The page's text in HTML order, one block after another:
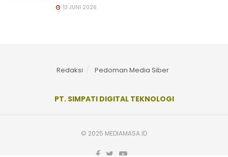
13 JUNI 2026
Redaksi Pedoman Media Siber
PT. SIMPATI DIGITAL TEKNOLOGI
© 2025 MEDIAMASA.ID